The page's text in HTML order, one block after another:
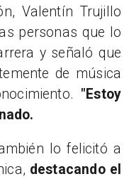
Valentín Trujillo
personas que lo
y señaló que
de música
"Estoy
lo felicitó a
destacando el